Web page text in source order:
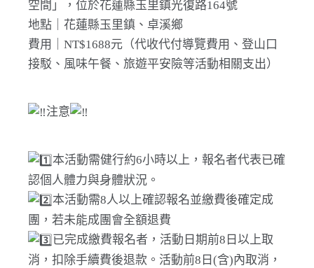
空間」，位於花蓮縣玉里鎮光復路164號
地點｜花蓮縣玉里鎮、卓溪鄉
費用｜NT$1688元（代收代付導覽費用、登山口
接駁、風味午餐、旅遊平安險等活動相關支出）
注意
本活動需健行約6小時以上，報名者代表已確
認個人體力與身體狀況。
本活動需8人以上確認報名並繳費後確定成
團，若未能成團會全額退費
已完成繳費報名者，活動日期前8日以上取
消，扣除手續費後退款。活動前8日(含)內取消，